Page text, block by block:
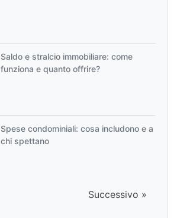
Saldo e stralcio immobiliare: come
funziona e quanto offrire?
Spese condominiali: cosa includono e a
chi spettano
Successivo »